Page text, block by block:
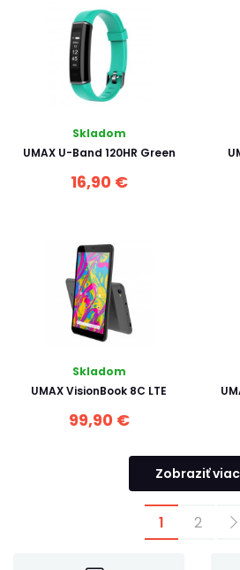
Skladom
UMAX U-Band 120HR Green
16,90 €
Skladom
UMAX VisionBook 8C LTE
99,90 €
Zobraziť viac
1 2